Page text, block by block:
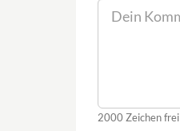
2000 Zeichen frei